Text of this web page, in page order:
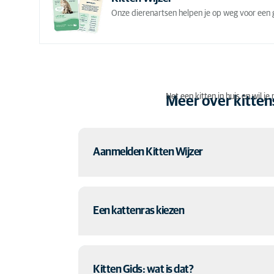
Onze dierenartsen helpen je op weg voor
Meer over
Net een kitten in huis en wil
Aanmelden Kitten Wijzer
samengesteld door onze dierenartsen.
Een kattenras kiezen
helpen je de juiste vragen te stellen bij het kiezen
Kitten Gids: wat is dat?